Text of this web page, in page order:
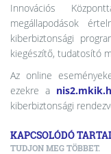
Innovációs
megállapodások
kiberbiztonsági
kiegészítő, tudatosító
Az online
ezekre a
kiberbiztonsági
KAPCSOLÓDÓ
TUDJON MEG TÖBBET.